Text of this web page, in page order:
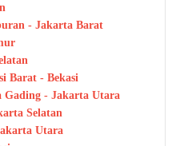
- Jakarta Barat
Barat - Bekasi
Gading - Jakarta Utara
Selatan
Utara